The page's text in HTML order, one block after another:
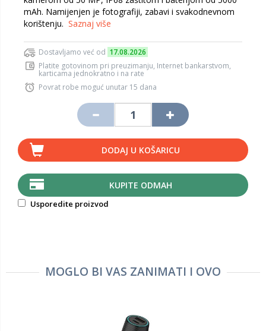
mAh. Namijenjen je fotografiji, zabavi i svakodnevnom
korištenju. Saznaj više
Dostavljamo već od 17.08.2026
Platite gotovinom pri preuzimanju, Internet bankarstvom,
karticama jednokratno i na rate
Povrat robe moguć unutar 15 dana
DODAJ U KOŠARICU
KUPITE ODMAH
Usporedite proizvod
MOGLO BI VAS ZANIMATI I OVO